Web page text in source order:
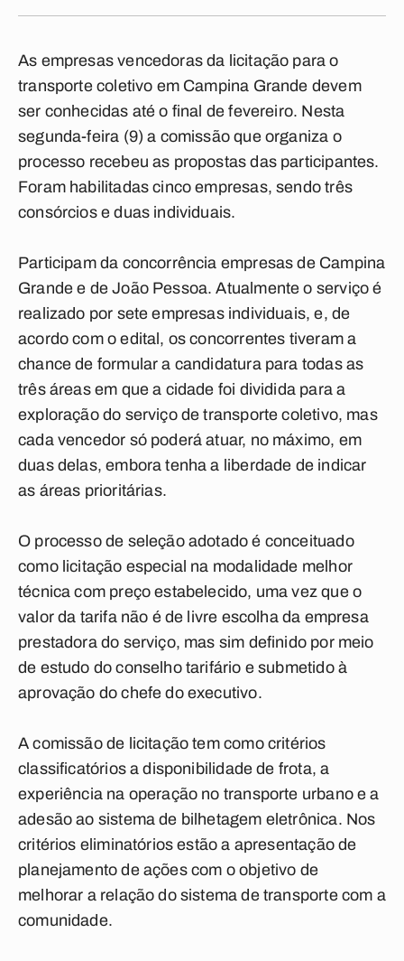
As empresas vencedoras da licitação para o
transporte coletivo em Campina Grande devem
ser conhecidas até o final de fevereiro. Nesta
segunda-feira (9) a comissão que organiza o
processo recebeu as propostas das participantes.
Foram habilitadas cinco empresas, sendo três
consórcios e duas individuais.
Participam da concorrência empresas de Campina
Grande e de João Pessoa. Atualmente o serviço é
realizado por sete empresas individuais, e, de
acordo com o edital, os concorrentes tiveram a
chance de formular a candidatura para todas as
três áreas em que a cidade foi dividida para a
exploração do serviço de transporte coletivo, mas
cada vencedor só poderá atuar, no máximo, em
duas delas, embora tenha a liberdade de indicar
as áreas prioritárias.
O processo de seleção adotado é conceituado
como licitação especial na modalidade melhor
técnica com preço estabelecido, uma vez que o
valor da tarifa não é de livre escolha da empresa
prestadora do serviço, mas sim definido por meio
de estudo do conselho tarifário e submetido à
aprovação do chefe do executivo.
A comissão de licitação tem como critérios
classificatórios a disponibilidade de frota, a
experiência na operação no transporte urbano e a
adesão ao sistema de bilhetagem eletrônica. Nos
critérios eliminatórios estão a apresentação de
planejamento de ações com o objetivo de
melhorar a relação do sistema de transporte com a
comunidade.